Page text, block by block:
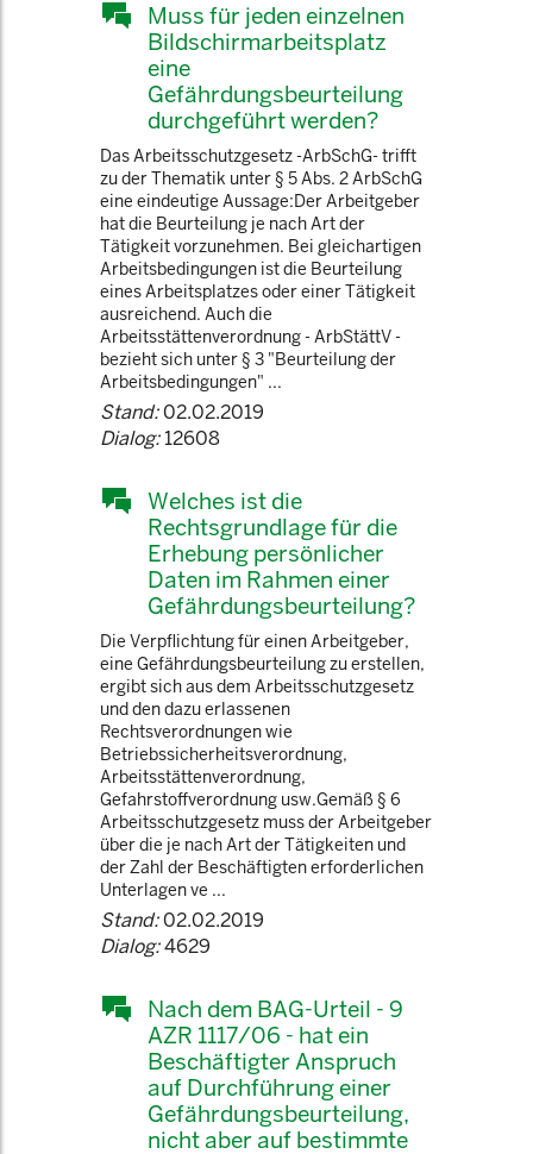
Muss für jeden einzelnen
Bildschirmarbeitsplatz
eine
Gefährdungsbeurteilung
durchgeführt werden?
Das Arbeitsschutzgesetz -ArbSchG- trifft
zu der Thematik unter § 5 Abs. 2 ArbSchG
eine eindeutige Aussage:Der Arbeitgeber
hat die Beurteilung je nach Art der
Tätigkeit vorzunehmen. Bei gleichartigen
Arbeitsbedingungen ist die Beurteilung
eines Arbeitsplatzes oder einer Tätigkeit
ausreichend. Auch die
Arbeitsstättenverordnung - ArbStättV -
bezieht sich unter § 3 "Beurteilung der
Arbeitsbedingungen" ...
Stand:02.02.2019
Dialog:12608
Welches ist die
Rechtsgrundlage für die
Erhebung persönlicher
Daten im Rahmen einer
Gefährdungsbeurteilung?
Die Verpflichtung für einen Arbeitgeber,
eine Gefährdungsbeurteilung zu erstellen,
ergibt sich aus dem Arbeitsschutzgesetz
und den dazu erlassenen
Rechtsverordnungen wie
Betriebssicherheitsverordnung,
Arbeitsstättenverordnung,
Gefahrstoffverordnung usw.Gemäß § 6
Arbeitsschutzgesetz muss der Arbeitgeber
über die je nach Art der Tätigkeiten und
der Zahl der Beschäftigten erforderlichen
Unterlagen ve ...
Stand:02.02.2019
Dialog:4629
Nach dem BAG-Urteil - 9
AZR 1117/06 - hat ein
Beschäftigter Anspruch
auf Durchführung einer
Gefährdungsbeurteilung,
nicht aber auf bestimmte